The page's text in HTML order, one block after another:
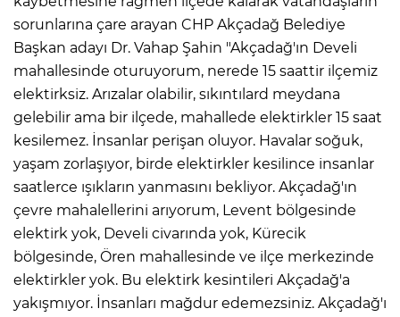
sorunlarına çare arayan CHP Akçadağ Belediye
Başkan adayı Dr. Vahap Şahin "Akçadağ'ın Develi
mahallesinde oturuyorum, nerede 15 saattir ilçemiz
elektirksiz. Arızalar olabilir, sıkıntılard meydana
gelebilir ama bir ilçede, mahallede elektirkler 15 saat
kesilemez. İnsanlar perişan oluyor. Havalar soğuk,
yaşam zorlaşıyor, birde elektirkler kesilince insanlar
saatlerce ışıkların yanmasını bekliyor. Akçadağ'ın
çevre mahalellerini arıyorum, Levent bölgesinde
elektirk yok, Develi civarında yok, Kürecik
bölgesinde, Ören mahallesinde ve ilçe merkezinde
elektirkler yok. Bu elektirk kesintileri Akçadağ'a
yakışmıyor. İnsanları mağdur edemezsiniz. Akçadağ'ı